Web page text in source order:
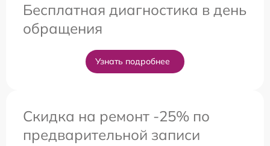
Бесплатная диагностика в день
обращения
Узнать подробнее
Скидка на ремонт -25% по
предварительной записи